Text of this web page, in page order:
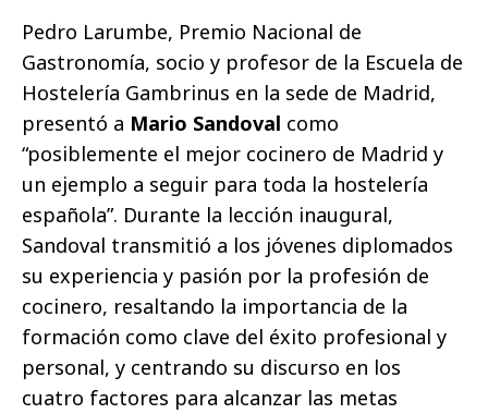
Pedro Larumbe, Premio Nacional de
Gastronomía, socio y profesor de la Escuela de
Hostelería Gambrinus en la sede de Madrid,
presentó a Mario Sandoval como
“posiblemente el mejor cocinero de Madrid y
un ejemplo a seguir para toda la hostelería
española”. Durante la lección inaugural,
Sandoval transmitió a los jóvenes diplomados
su experiencia y pasión por la profesión de
cocinero, resaltando la importancia de la
formación como clave del éxito profesional y
personal, y centrando su discurso en los
cuatro factores para alcanzar las metas